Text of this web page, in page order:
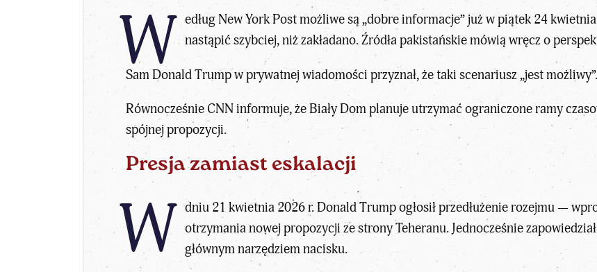
W edług New York Post możliwe są „dobre informacje” już w piątek 24
nastąpić szybciej, niż zakładano. Źródła pakistańskie mówią wręcz o
Sam Donald Trumpw prywatnej wiadomości przyznał, że taki scenariusz „jest możliwy”.
Równocześnie CNN informuje, że Biały Dom planuje utrzymać ograniczone ramy
spójnej propozycji.
Presja zamiast eskalacji
W dniu 21 kwietnia 2026 r. Donald Trumpogłosił przedłużenie rozejmu —
otrzymania nowej propozycji ze strony Teheranu. Jednocześnie
głównym narzędziem nacisku.